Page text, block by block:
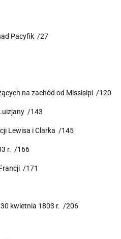
Pacyfik /27
na zachód od Missisipi /120
/143
Lewisa i Clarka /145
r. /166
/171
kwietnia 1803 r. /206